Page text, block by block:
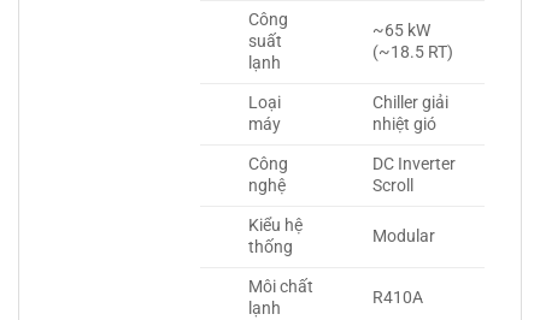
Công
suất
lạnh
~65 kW
(~18.5 RT)
Loại
máy
Chiller giải
nhiệt gió
Công
nghệ
DC Inverter
Scroll
Kiểu hệ
thống
Modular
Môi chất
lạnh
R410A